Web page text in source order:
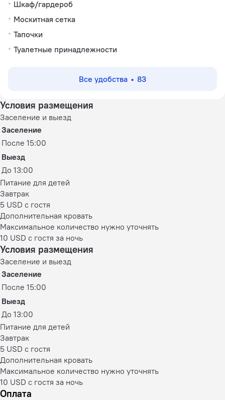
Шкаф/гардероб
Москитная сетка
Тапочки
Туалетные принадлежности
Все удобства 83
Условия размещения
Заселение и выезд
Заселение
После 15:00
Выезд
До 13:00
Питание для детей
Завтрак
5 USD c гостя
Дополнительная кровать
Максимальное количество нужно уточнять
10 USD с гостя за ночь
Условия размещения
Заселение и выезд
Заселение
После 15:00
Выезд
До 13:00
Питание для детей
Завтрак
5 USD c гостя
Дополнительная кровать
Максимальное количество нужно уточнять
10 USD с гостя за ночь
Оплата